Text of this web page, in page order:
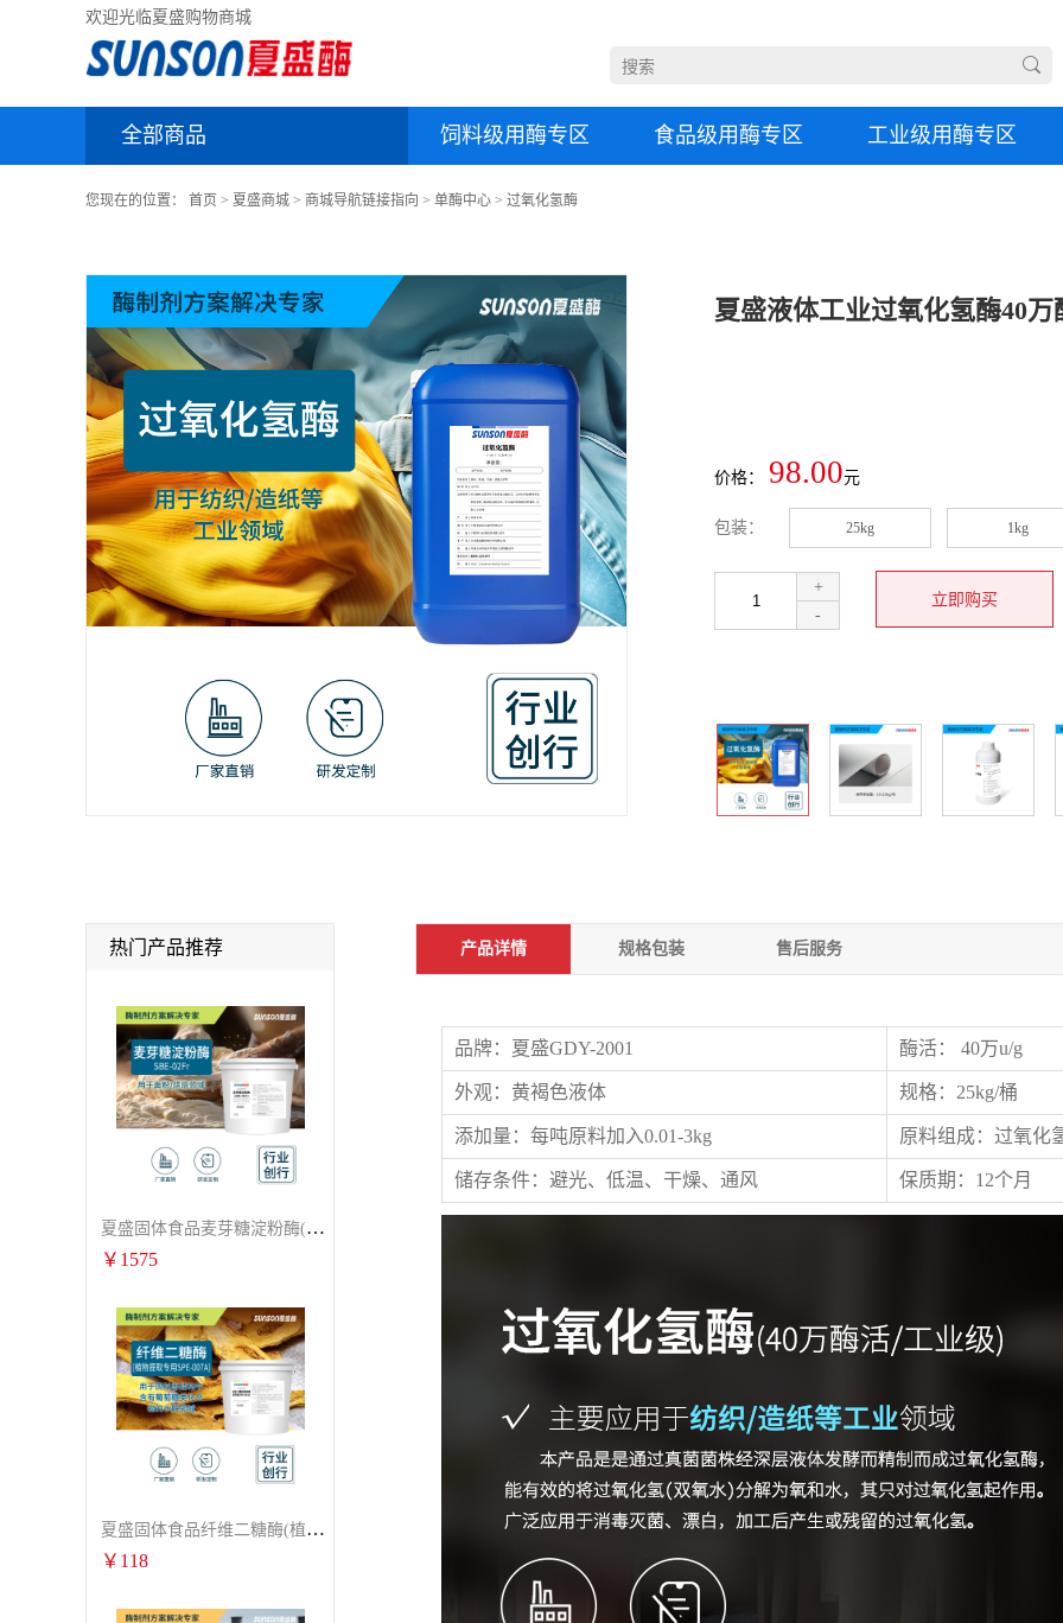
欢迎光临夏盛购物商城
全部商品 饲料级用酶专区 食品级用酶专区 工业级用酶专区
您现在的位置： 首页 > 夏盛商城 > 商城导航链接指向 > 单酶中心 > 过氧化氢酶
价格： 98.00元
包装： 25kg 1kg
+
-
热门产品推荐
夏盛固体食品麦芽糖淀粉酶(烘焙及面粉改良用酶/发酵类食品可用)FDG-0012
￥ 1575
夏盛固体食品纤维二糖酶(植物提取专用酶/用于虎杖白藜芦醇提取)FFG-0656
￥ 118
产品详情 规格包装 售后服务
品牌：夏盛GDY-2001 酶活： 40万u/g
外观：黄褐色液体 规格：25kg/桶
添加量：每吨原料加入0.01-3kg 原料组成：过氧化
储存条件：避光、低温、干燥、通风 保质期：12个月